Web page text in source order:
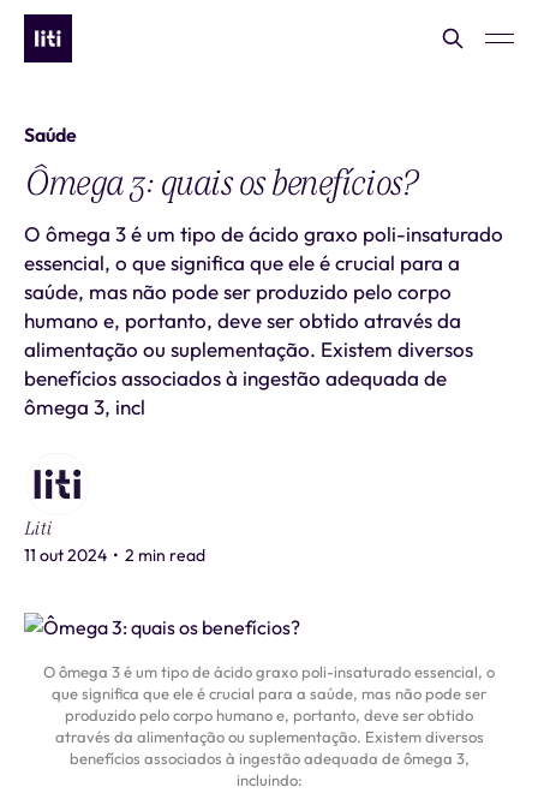
Saúde
Ômega 3: quais os benefícios?
O ômega 3 é um tipo de ácido graxo poli-insaturado
essencial, o que significa que ele é crucial para a
saúde, mas não pode ser produzido pelo corpo
humano e, portanto, deve ser obtido através da
alimentação ou suplementação. Existem diversos
benefícios associados à ingestão adequada de
ômega 3, incl
Liti
11 out 2024 • 2 min read
O ômega 3 é um tipo de ácido graxo poli-insaturado essencial, o
que significa que ele é crucial para a saúde, mas não pode ser
produzido pelo corpo humano e, portanto, deve ser obtido
através da alimentação ou suplementação. Existem diversos
benefícios associados à ingestão adequada de ômega 3,
incluindo: